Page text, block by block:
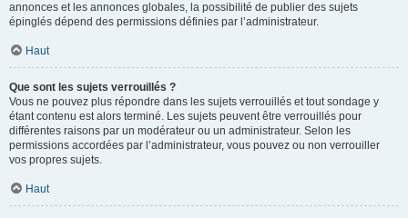
annonces et les annonces globales, la possibilité de publier des sujets
épinglés dépend des permissions définies par l’administrateur.
Haut
Que sont les sujets verrouillés ?
Vous ne pouvez plus répondre dans les sujets verrouillés et tout sondage y
étant contenu est alors terminé. Les sujets peuvent être verrouillés pour
différentes raisons par un modérateur ou un administrateur. Selon les
permissions accordées par l’administrateur, vous pouvez ou non verrouiller
vos propres sujets.
Haut